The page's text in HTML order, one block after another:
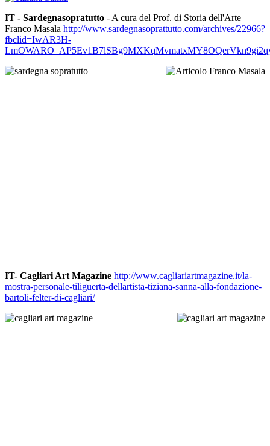
IT - Sardegnasopratutto - A cura del Prof. di Storia dell'Arte
Franco Masala http://www.sardegnasoprattutto.com/archives/22966?
fbclid=IwAR3H-
IT- Cagliari Art Magazine http://www.cagliariartmagazine.it/la-
mostra-personale-tiliguerta-dellartista-tiziana-sanna-alla-fondazione-
bartoli-felter-di-cagliari/